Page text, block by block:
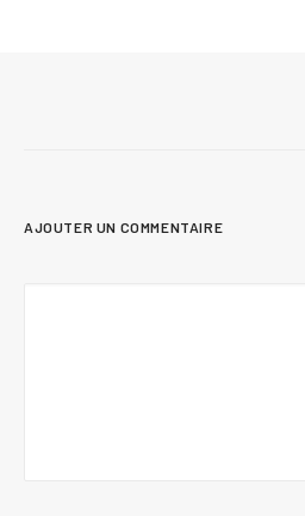
AJOUTER UN COMMENTAIRE